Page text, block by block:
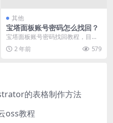
其他
宝塔面板账号密码怎么找回？
宝塔面板账号密码找回教程，目前
着重介绍一下LINUX系统下的密码
找回方法，Win...
2 年前 579
的表格制作方法
oss教程